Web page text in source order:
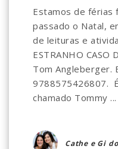
Estamos de férias
passado o Natal,
de leituras e
ESTRANHO CASO
Tom Angleberger.
9788575426807.
chamado Tommy ...
Cathe e Gi